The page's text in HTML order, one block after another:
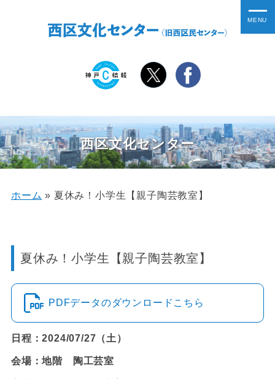
西区文化センター
ホーム » 夏休み！小学生【親子陶芸教室】
夏休み！小学生【親子陶芸教室】
PDFデータのダウンロードこちら
日程：2024/07/27（土）
会場：地階 陶工芸室